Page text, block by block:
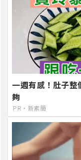
一週有感！肚子
夠
PR・新素簡